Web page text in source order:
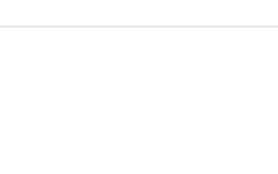
frei von Unkraut. Stärke,